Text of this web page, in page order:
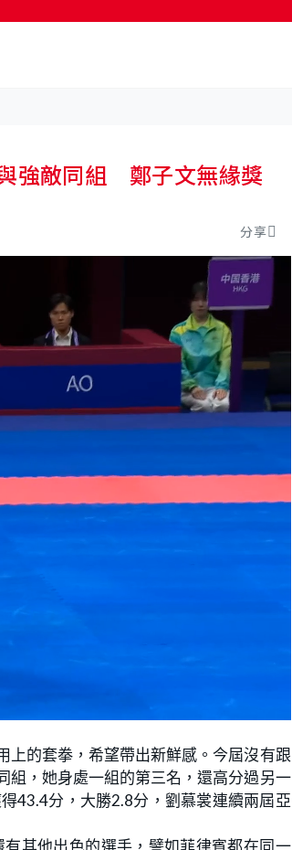
強敵同組 鄭子文無緣獎
分享
上的套拳，希望帶出新鮮感。今屆沒有跟
組，她身處一組的第三名，還高分過另一
43.4分，大勝2.8分，劉慕裳連續兩屆亞
其他出色的選手，譬如菲律賓都在同一